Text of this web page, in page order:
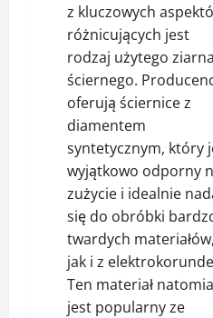
z kluczowych
różnicujących jest
rodzaj użytego ziarna
ściernego.
oferują ściernice z
diamentem
syntetycznym, który
wyjątkowo odporny
zużycie i idealnie
się do obróbki
twardych materiałów,
jak i z
Ten materiał
jest popularny ze